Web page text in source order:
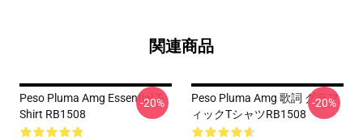
関連商品
Peso Pluma Amg Essential T-
Shirt RB1508
-20%
Peso Pluma Amg 歌詞 グラフ
ィックTシャツRB1508
-20%